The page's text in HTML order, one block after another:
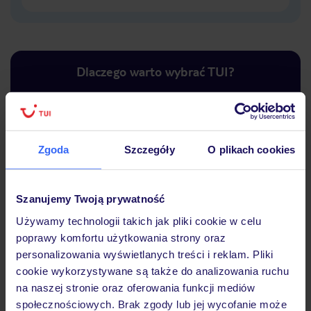
Zgoda Szczegóły O plikach cookies
Szanujemy Twoją prywatność
Używamy technologii takich jak pliki cookie w celu
poprawy komfortu użytkowania strony oraz
personalizowania wyświetlanych treści i reklam. Pliki
cookie wykorzystywane są także do analizowania ruchu
na naszej stronie oraz oferowania funkcji mediów
społecznościowych. Brak zgody lub jej wycofanie może
Dlaczego warto wybrać TUI?
Lider niskich cen
Największe biuro
podróży w Polsce
30 lat w
Hotel
Opinie